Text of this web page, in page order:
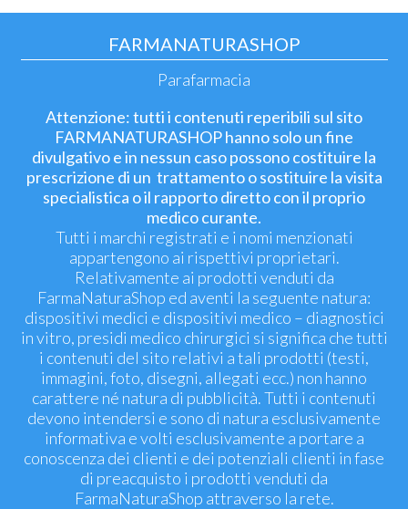
FARMANATURASHOP
Parafarmacia
Attenzione: tutti i contenuti reperibili sul sito
FARMANATURASHOP hanno solo un fine
divulgativo e in nessun caso possono costituire la
prescrizione di un trattamento o sostituire la visita
specialistica o il rapporto diretto con il proprio
medico curante.
Tutti i marchi registrati e i nomi menzionati
appartengono ai rispettivi proprietari.
Relativamente ai prodotti venduti da
FarmaNaturaShop ed aventi la seguente natura:
dispositivi medici e dispositivi medico – diagnostici
in vitro, presidi medico chirurgici si significa che tutti
i contenuti del sito relativi a tali prodotti (testi,
immagini, foto, disegni, allegati ecc.) non hanno
carattere né natura di pubblicità. Tutti i contenuti
devono intendersi e sono di natura esclusivamente
informativa e volti esclusivamente a portare a
conoscenza dei clienti e dei potenziali clienti in fase
di preacquisto i prodotti venduti da
FarmaNaturaShop attraverso la rete.